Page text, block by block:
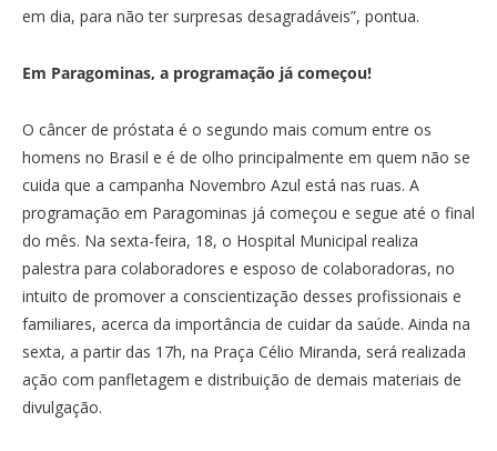
em dia, para não ter surpresas desagradáveis”, pontua.
Em Paragominas, a programação já começou!
O câncer de próstata é o segundo mais comum entre os
homens no Brasil e é de olho principalmente em quem não se
cuida que a campanha Novembro Azul está nas ruas. A
programação em Paragominas já começou e segue até o final
do mês. Na sexta-feira, 18, o Hospital Municipal realiza
palestra para colaboradores e esposo de colaboradoras, no
intuito de promover a conscientização desses profissionais e
familiares, acerca da importância de cuidar da saúde. Ainda na
sexta, a partir das 17h, na Praça Célio Miranda, será realizada
ação com panfletagem e distribuição de demais materiais de
divulgação.